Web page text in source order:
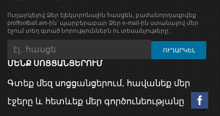
Ուղարկելով Ձեր էլեկտրոնային հասցեն, բաժանորդագրվեք
proffootball.am-ին՝ պարբերաբար Ձեր e-mail-ին ստանալով մեր
էջում տեղ գտած նորություններն ու տեսանյութերը:
ՄԵՆՔ ՍՈՑՑԱՆՑԵՐՈՒՄ
Գտեք մեզ սոցցանցերում, հավանեք մեր
էջերը և հետևեք մեր գործունեությանը